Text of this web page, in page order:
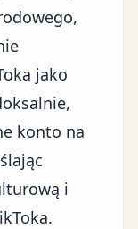
jako
konto na
i